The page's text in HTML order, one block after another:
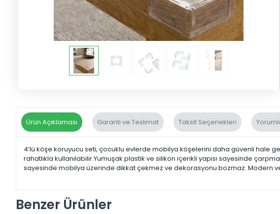
Ürün Açıklaması Garanti ve Teslimat Taksit Seçenekleri
4’lü köşe koruyucu seti, çocuklu evlerde mobilya köşelerini daha güvenli hale
rahatlıkla kullanılabilir.Yumuşak plastik ve silikon içerikli yapısı sayesinde
sayesinde mobilya üzerinde dikkat çekmez ve dekorasyonu bozmaz. Modern
Benzer Ürünler